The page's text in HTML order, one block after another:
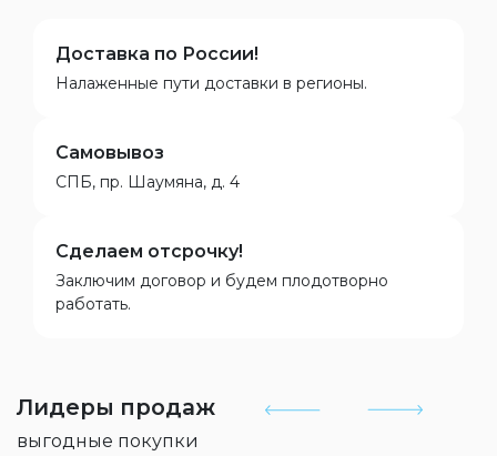
Доставка по России!
Налаженные пути доставки в регионы.
Самовывоз
СПБ, пр. Шаумяна, д. 4
Сделаем отсрочку!
Заключим договор и будем плодотворно
работать.
Лидеры продаж
выгодные покупки